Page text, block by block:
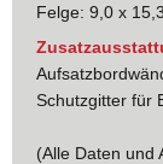
Felge: 9,0 x
Schutzgitter für
(Alle Daten und